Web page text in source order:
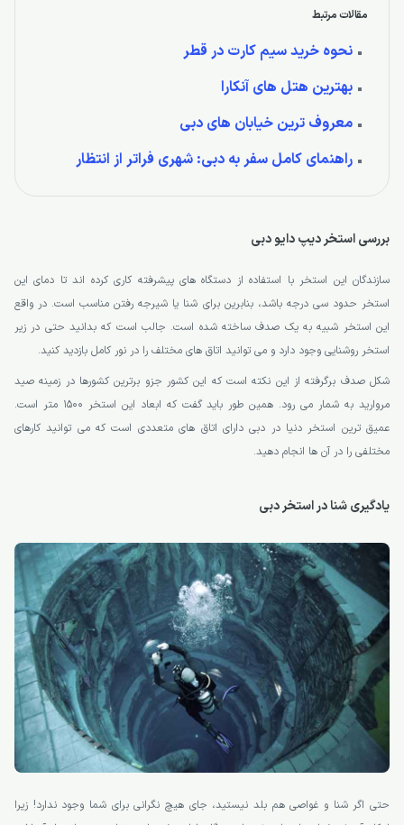
مقالات مرتبط
نحوه خرید سیم کارت در قطر
بهترین هتل های آنکارا
معروف ترین خیابان های دبی
راهنمای کامل سفر به دبی: شهری فراتر از انتظار
بررسی استخر دیپ دایو دبی
سازندگان این استخر با استفاده از دستگاه های پیشرفته کاری کرده اند تا دمای این
استخر حدود سی درجه باشد، بنابرین برای شنا یا شیرجه رفتن مناسب است. در واقع
این استخر شبیه به یک صدف ساخته شده است. جالب است که بدانید حتی در زیر
استخر روشنایی وجود دارد و می توانید اتاق های مختلف را در نور کامل بازدید کنید.
شکل صدف برگرفته از این نکته است که این کشور جزو برترین کشورها در زمینه صید
مروارید به شمار می رود. همین طور باید گفت که ابعاد این استخر 1500 متر است.
عمیق ترین استخر دنیا در دبی دارای اتاق های متعددی است که می توانید کارهای
مختلفی را در آن ها انجام دهید.
یادگیری شنا در استخر دبی
حتی اگر شنا و غواصی هم بلد نیستید، جای هیچ نگرانی برای شما وجود ندارد! زیرا